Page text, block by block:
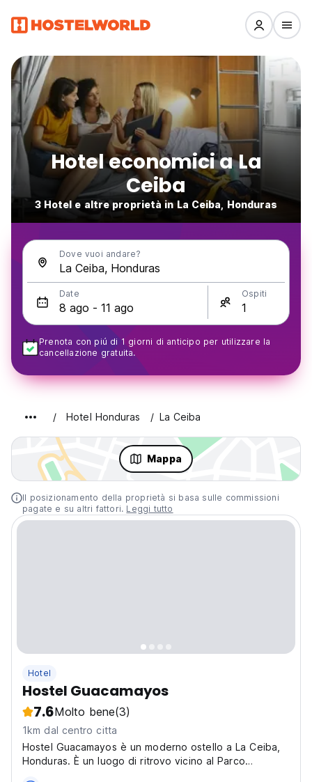
Hotel economici a La
Ceiba
3 Hotel e altre proprietà in La Ceiba, Honduras
Dove vuoi andare?
Date Ospiti
Prenota con piú di 1 giorni di anticipo per utilizzare la
cancellazione gratuita.
Hotel Honduras La Ceiba
Mappa
Il posizionamento della proprietà si basa sulle commissioni
pagate e su altri fattori. Leggi tutto
Hotel
Hostel Guacamayos
7.6Molto bene(3)
1km dal centro citta
Hostel Guacamayos è un moderno ostello a La Ceiba,
Honduras. È un luogo di ritrovo vicino al Parco